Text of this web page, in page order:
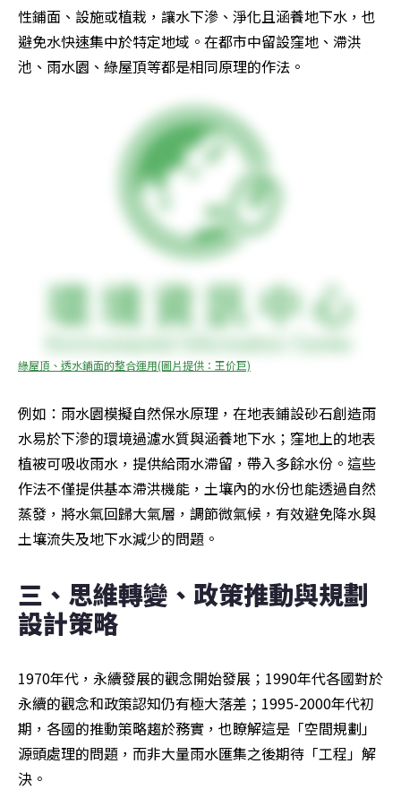
性鋪面、設施或植栽，讓水下滲、淨化且涵養地下水，也
避免水快速集中於特定地域。在都市中留設窪地、滯洪
池、雨水園、綠屋頂等都是相同原理的作法。
綠屋頂、透水鋪面的整合運用(圖片提供：王价巨)
例如：雨水園模擬自然保水原理，在地表鋪設砂石創造雨
水易於下滲的環境過濾水質與涵養地下水；窪地上的地表
植被可吸收雨水，提供給雨水滯留，帶入多餘水份。這些
作法不僅提供基本滯洪機能，土壤內的水份也能透過自然
蒸發，將水氣回歸大氣層，調節微氣候，有效避免降水與
土壤流失及地下水減少的問題。
三、思維轉變、政策推動與規劃
設計策略
1970年代，永續發展的觀念開始發展；1990年代各國對於
永續的觀念和政策認知仍有極大落差；1995-2000年代初
期，各國的推動策略趨於務實，也瞭解這是「空間規劃」
源頭處理的問題，而非大量雨水匯集之後期待「工程」解
決。